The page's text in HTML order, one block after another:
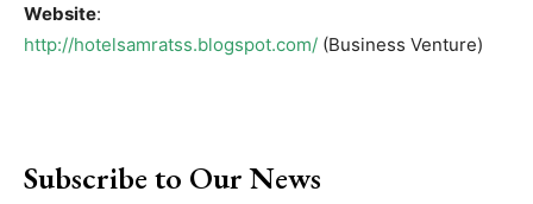
Website:
http://hotelsamratss.blogspot.com/ (Business Venture)
Subscribe to Our News